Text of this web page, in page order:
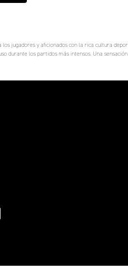
jugadores y aficionados con la rica cultura
durante los partidos más intensos. Una